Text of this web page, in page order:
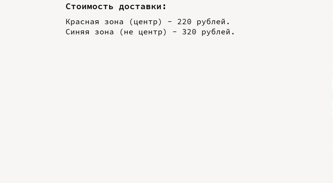
Стоимость доставки:
Красная зона (центр) - 220 рублей.
Синяя зона (не центр) - 320 рублей.